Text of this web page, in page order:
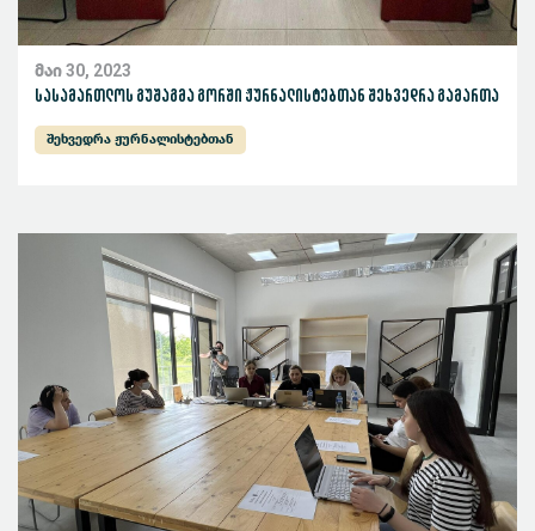
მაი 30, 2023
სასამართლოს გუშაგმა გორში ჟურნალისტებთან შეხვედრა გამართა
შეხვედრა ჟურნალისტებთან